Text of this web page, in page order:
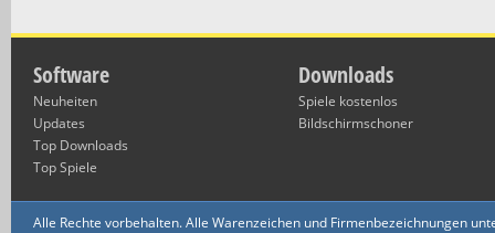
Software
Neuheiten
Updates
Top Downloads
Top Spiele
Downloads
Spiele kostenlos
Bildschirmschoner
Alle Rechte vorbehalten. Alle Warenzeichen und Firmenbezeichnungen